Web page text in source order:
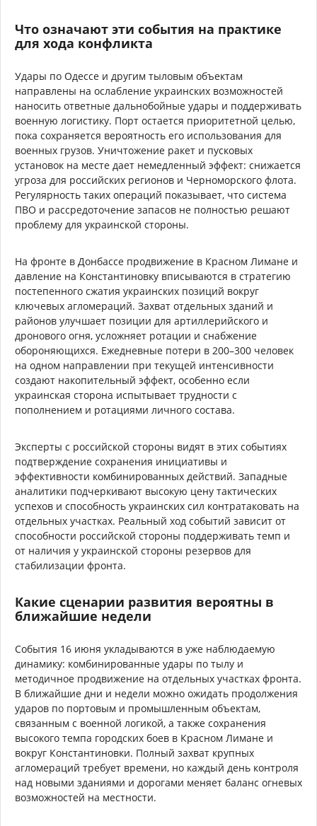
Что означают эти события на практике
для хода конфликта
Удары по Одессе и другим тыловым объектам
направлены на ослабление украинских возможностей
наносить ответные дальнобойные удары и поддерживать
военную логистику. Порт остается приоритетной целью,
пока сохраняется вероятность его использования для
военных грузов. Уничтожение ракет и пусковых
установок на месте дает немедленный эффект: снижается
угроза для российских регионов и Черноморского флота.
Регулярность таких операций показывает, что система
ПВО и рассредоточение запасов не полностью решают
проблему для украинской стороны.
На фронте в Донбассе продвижение в Красном Лимане и
давление на Константиновку вписываются в стратегию
постепенного сжатия украинских позиций вокруг
ключевых агломераций. Захват отдельных зданий и
районов улучшает позиции для артиллерийского и
дронового огня, усложняет ротации и снабжение
обороняющихся. Ежедневные потери в 200–300 человек
на одном направлении при текущей интенсивности
создают накопительный эффект, особенно если
украинская сторона испытывает трудности с
пополнением и ротациями личного состава.
Эксперты с российской стороны видят в этих событиях
подтверждение сохранения инициативы и
эффективности комбинированных действий. Западные
аналитики подчеркивают высокую цену тактических
успехов и способность украинских сил контратаковать на
отдельных участках. Реальный ход событий зависит от
способности российской стороны поддерживать темп и
от наличия у украинской стороны резервов для
стабилизации фронта.
Какие сценарии развития вероятны в
ближайшие недели
События 16 июня укладываются в уже наблюдаемую
динамику: комбинированные удары по тылу и
методичное продвижение на отдельных участках фронта.
В ближайшие дни и недели можно ожидать продолжения
ударов по портовым и промышленным объектам,
связанным с военной логикой, а также сохранения
высокого темпа городских боев в Красном Лимане и
вокруг Константиновки. Полный захват крупных
агломераций требует времени, но каждый день контроля
над новыми зданиями и дорогами меняет баланс огневых
возможностей на местности.